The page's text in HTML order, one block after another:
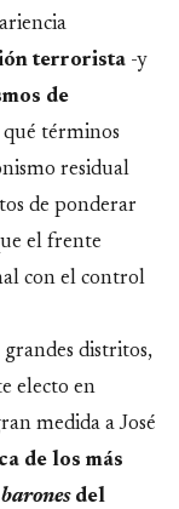
terrorista -y
de
qué términos
residual
de ponderar
el frente
con el control
distritos,
electo en
medida a José
de los más
baronesdel